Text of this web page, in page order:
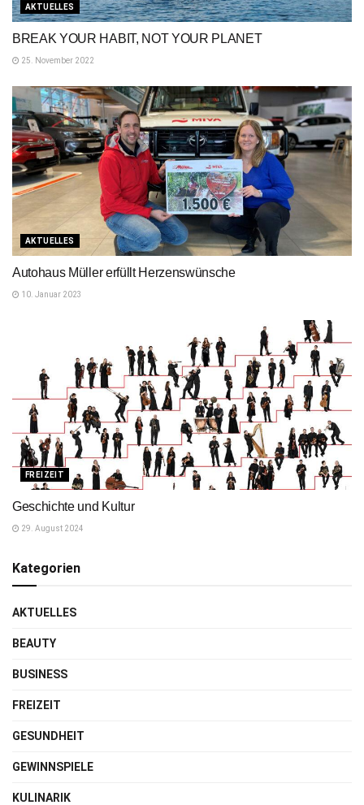
AKTUELLES
BREAK YOUR HABIT, NOT YOUR PLANET
25. November 2022
AKTUELLES
Autohaus Müller erfüllt Herzenswünsche
10. Januar 2023
FREIZEIT
Geschichte und Kultur
29. August 2024
Kategorien
AKTUELLES
BEAUTY
BUSINESS
FREIZEIT
GESUNDHEIT
GEWINNSPIELE
KULINARIK